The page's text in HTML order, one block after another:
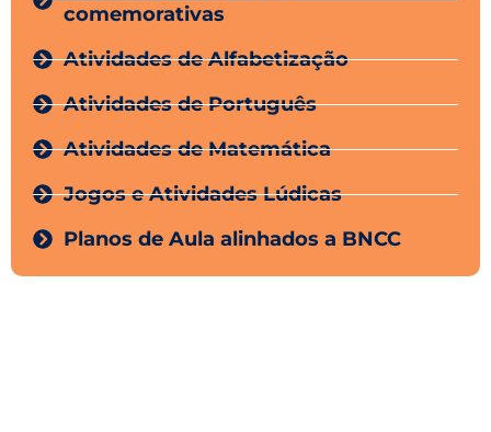
comemorativas
Atividades de Alfabetização
Atividades de Português
Atividades de Matemática
Jogos e Atividades Lúdicas
Planos de Aula alinhados a BNCC